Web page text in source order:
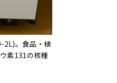
2L)。食品・植
素131の核種